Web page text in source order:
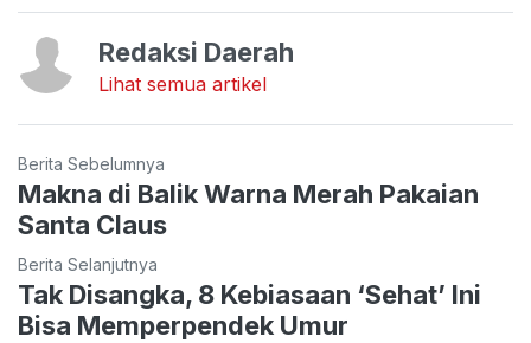
Redaksi Daerah
Lihat semua artikel
Berita Sebelumnya
Makna di Balik Warna Merah Pakaian
Santa Claus
Berita Selanjutnya
Tak Disangka, 8 Kebiasaan ‘Sehat’ Ini
Bisa Memperpendek Umur